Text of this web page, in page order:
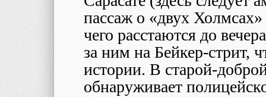
пассаж о «двух
чего расстаются до
за ним на Бейкер-стрит,
истории. В старой-
обнаруживает